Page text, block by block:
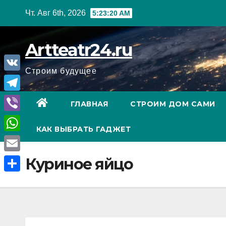
Чт. Авг 6th, 2026 5:23:21 AM
Artteatr24.ru
Строим будущее
ГЛАВНАЯ СТРОИМ ДОМ САМИ
КАК ВЫБРАТЬ ГАДЖЕТ
Куриное яйцо
V
K
T
e
l
e
g
V
i
b
e
W
h
a
t
E